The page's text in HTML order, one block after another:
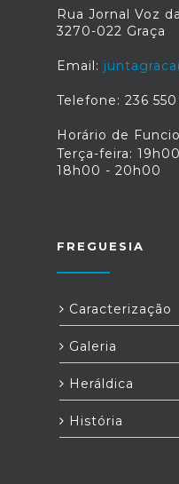
Rua Jornal Voz
3270-022 Graça
Email:
Telefone: 236 550
Horário de
Terça-feira:
18h00 - 20h00
FREGUESIA
Caracterização
Galeria
Heráldica
História